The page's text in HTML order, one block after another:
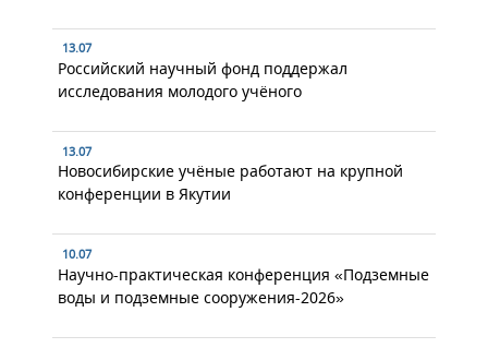
13.07
Российский научный фонд поддержал
исследования молодого учёного
13.07
Новосибирские учёные работают на крупной
конференции в Якутии
10.07
Научно-практическая конференция «Подземные
воды и подземные сооружения-2026»